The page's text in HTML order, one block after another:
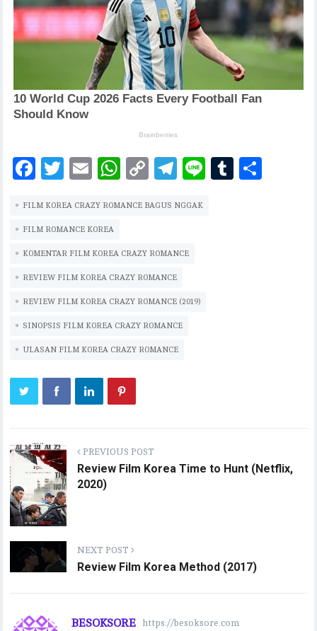
F
eb
oo
k
T
it
te
r
E
ai
l
W
at
A
p
p
C
p
Li
n
k
T
eg
m
Li
T
FILM KOREA CRAZY ROMANCE BAGUS NGGAK
FILM ROMANCE KOREA
KOMENTAR FILM KOREA CRAZY ROMANCE
REVIEW FILM KOREA CRAZY ROMANCE
REVIEW FILM KOREA CRAZY ROMANCE (2019)
SINOPSIS FILM KOREA CRAZY ROMANCE
ULASAN FILM KOREA CRAZY ROMANCE
PREVIOUS POST
Review Film Korea Time to Hunt (Netflix,
2020)
NEXT POST
Review Film Korea Method (2017)
BESOKSORE https://besoksore.com